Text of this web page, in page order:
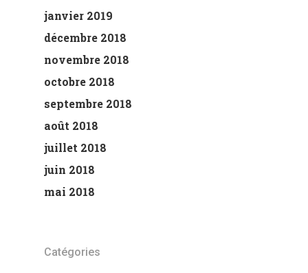
janvier 2019
décembre 2018
novembre 2018
octobre 2018
septembre 2018
août 2018
juillet 2018
juin 2018
mai 2018
Catégories